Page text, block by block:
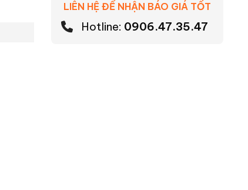
LIÊN HỆ ĐỂ NHẬN BÁO GIÁ TỐT
Hotline: 0906.47.35.47